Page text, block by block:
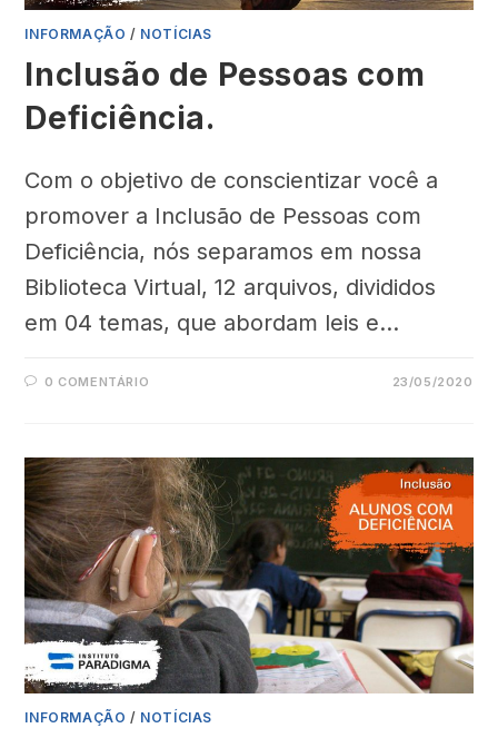
INFORMAÇÃO / NOTÍCIAS
Inclusão de Pessoas com
Deficiência.
Com o objetivo de conscientizar você a
promover a Inclusão de Pessoas com
Deficiência, nós separamos em nossa
Biblioteca Virtual, 12 arquivos, divididos
em 04 temas, que abordam leis e…
0 COMENTÁRIO 23/05/2020
INFORMAÇÃO / NOTÍCIAS